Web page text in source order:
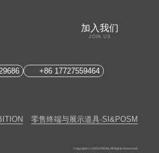
加入我们
JOIN US
+86 17727559464
零售终端与展示道具·SI&POSM